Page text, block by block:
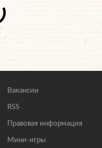
Вакансии
RSS
Правовая информация
Мини-игры